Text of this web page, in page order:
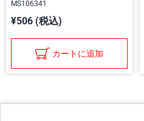
MS106341
¥506 (税込)
カートに追加